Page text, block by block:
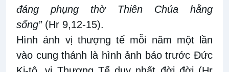
đáng phụng thờ Thiên Chúa hằng
sống” (Hr 9,12-15).
Hình ảnh vị thượng tế mỗi năm một lần
vào cung thánh là hình ảnh báo trước Đức